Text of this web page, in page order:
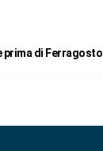
prima di Ferragosto